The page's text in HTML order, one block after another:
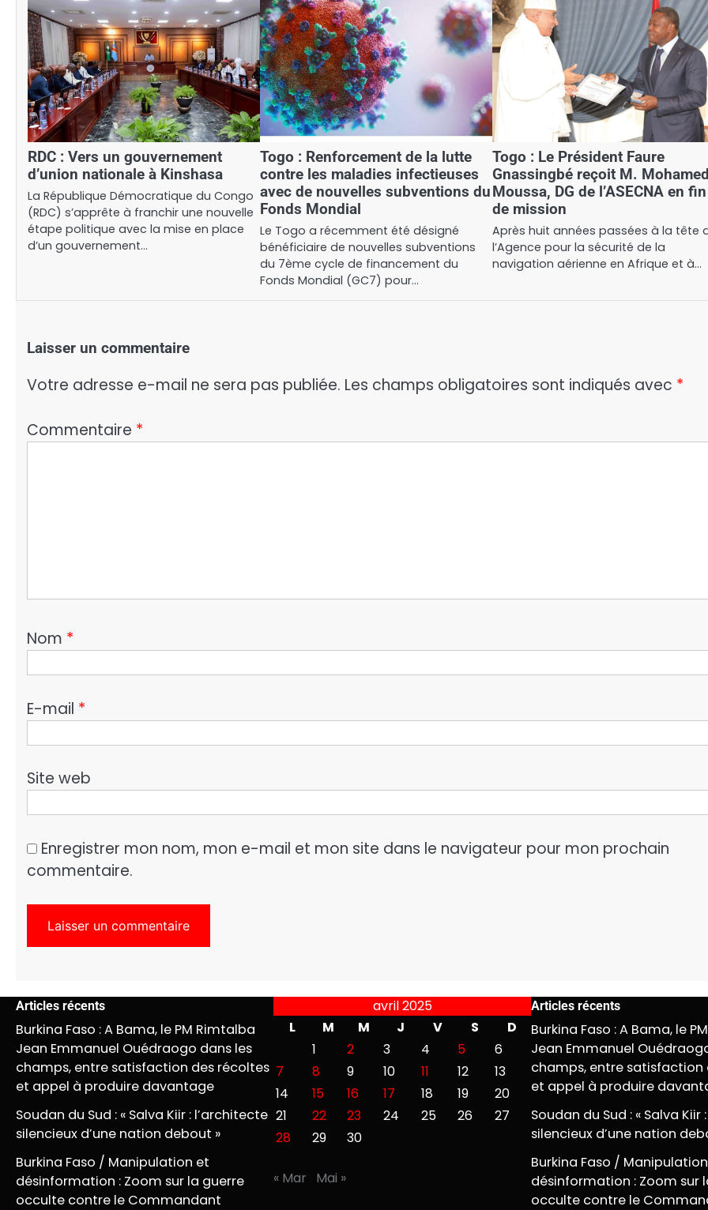
RDC : Vers un gouvernement
d’union nationale à Kinshasa
La République Démocratique du Congo
(RDC) s’apprête à franchir une nouvelle
étape politique avec la mise en place
d’un gouvernement…
Togo : Renforcement de la lutte
contre les maladies infectieuses
avec de nouvelles subventions du
Fonds Mondial
Le Togo a récemment été désigné
bénéficiaire de nouvelles subventions
du 7ème cycle de financement du
Fonds Mondial (GC7) pour…
Togo : Le Président Faure
Gnassingbé reçoit M.
Moussa, DG de l’ASECNA en fin
de mission
Après huit années passées à la tête
l’Agence pour la sécurité de la
navigation aérienne en Afrique et à…
Laisser un commentaire
Votre adresse e-mail ne sera pas publiée. Les champs obligatoires sont indiqués avec *
Commentaire *
Nom *
E-mail *
Site web
Enregistrer mon nom, mon e-mail et mon site dans le navigateur pour mon prochain
commentaire.
Articles récents
Burkina Faso : A Bama, le PM Rimtalba
Jean Emmanuel Ouédraogo dans les
champs, entre satisfaction des récoltes
et appel à produire davantage
Soudan du Sud : « Salva Kiir : l’architecte
silencieux d’une nation debout »
Burkina Faso / Manipulation et
désinformation : Zoom sur la guerre
occulte contre le Commandant
avril 2025
L
M M J V S
D
1
2 3 4 5
6
7
8 9 10 11 12
13
14
15 16 17 18 19
20
21
22 23 24 25 26
27
28
29 30
« Mar Mai »
Articles récents
Burkina Faso : A Bama, le
Jean Emmanuel
champs, entre satisfaction
et appel à produire
Soudan du Sud : « Salva
silencieux d’une nation
Burkina Faso /
désinformation : Zoom sur
occulte contre le